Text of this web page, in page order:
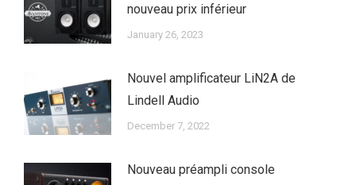
nouveau prix inférieur
January 26, 2023
Nouvel amplificateur LiN2A de
Lindell Audio
December 7, 2022
Nouveau préampli console